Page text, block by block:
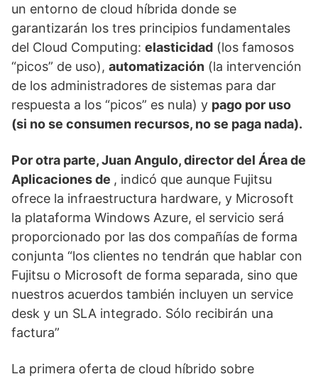
un entorno de cloud híbrida donde se
garantizarán los tres principios fundamentales
del Cloud Computing: elasticidad (los famosos
“picos” de uso), automatización (la intervención
de los administradores de sistemas para dar
respuesta a los “picos” es nula) y pago por uso
(si no se consumen recursos, no se paga nada).
Por otra parte, Juan Angulo, director del Área de
Aplicaciones de , indicó que aunque Fujitsu
ofrece la infraestructura hardware, y Microsoft
la plataforma Windows Azure, el servicio será
proporcionado por las dos compañías de forma
conjunta “los clientes no tendrán que hablar con
Fujitsu o Microsoft de forma separada, sino que
nuestros acuerdos también incluyen un service
desk y un SLA integrado. Sólo recibirán una
factura”
La primera oferta de cloud híbrido sobre